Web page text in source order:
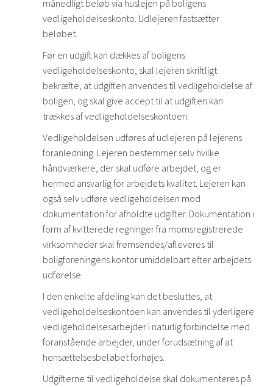
månedligt beløb via huslejen på boligens
vedligeholdelseskonto. Udlejeren fastsætter
beløbet.
Før en udgift kan dækkes af boligens
vedligeholdelseskonto, skal lejeren skriftligt
bekræfte, at udgiften anvendes til vedligeholdelse af
boligen, og skal give accept til at udgiften kan
trækkes af vedligeholdelseskontoen.
Vedligeholdelsen udføres af udlejeren på lejerens
foranledning. Lejeren bestemmer selv hvilke
håndværkere, der skal udføre arbejdet, og er
hermed ansvarlig for arbejdets kvalitet. Lejeren kan
også selv udføre vedligeholdelsen mod
dokumentation for afholdte udgifter. Dokumentation i
form af kvitterede regninger fra momsregistrerede
virksomheder skal fremsendes/afleveres til
boligforeningens kontor umiddelbart efter arbejdets
udførelse.
I den enkelte afdeling kan det besluttes, at
vedligeholdelseskontoen kan anvendes til yderligere
vedligeholdelsesarbejder i naturlig forbindelse med
foranstående arbejder, under forudsætning af at
hensættelsesbeløbet forhøjes.
Udgifterne til vedligeholdelse skal dokumenteres på